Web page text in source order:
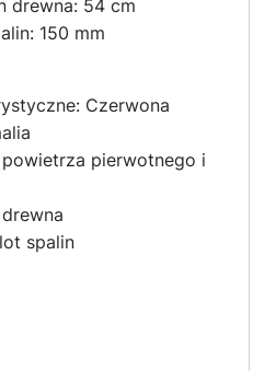
drewna: 54 cm
150 mm
Czerwona
pierwotnego i
wylot spalin